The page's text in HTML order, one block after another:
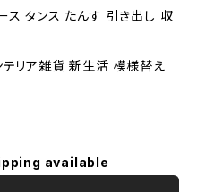
ス タンス たんす 引き出し 収
テリア雑貨 新生活 模様替え
available